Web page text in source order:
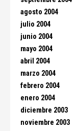
agosto 2004
julio 2004
junio 2004
mayo 2004
abril 2004
marzo 2004
febrero 2004
enero 2004
diciembre 2003
noviembre 2003